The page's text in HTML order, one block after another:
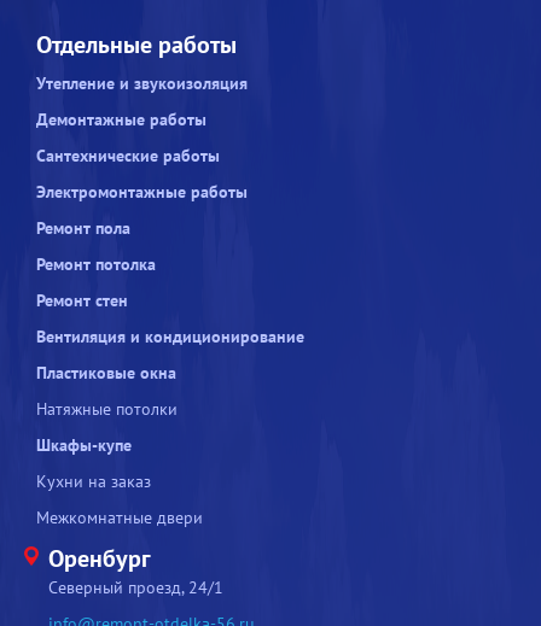
Отдельные работы
Утепление и звукоизоляция
Демонтажные работы
Сантехнические работы
Электромонтажные работы
Ремонт пола
Ремонт потолка
Ремонт стен
Вентиляция и кондиционирование
Пластиковые окна
Натяжные потолки
Шкафы-купе
Кухни на заказ
Межкомнатные двери
Оренбург
Северный проезд, 24/1